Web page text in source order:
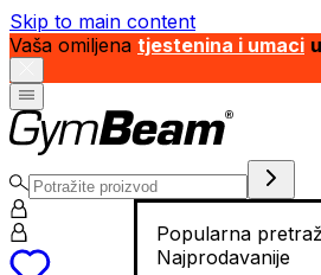
Skip to main content
Vaša omiljena tjestenina i umaci
Popularna
Najprodavanije